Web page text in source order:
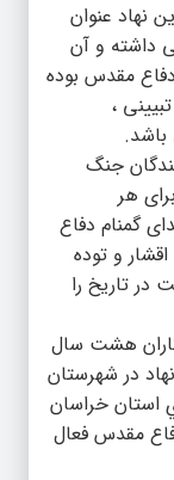
نهاد عنوان
داشته و آن
مقدس بوده
،
جنگ
هر
گمنام دفاع
و توده
تاریخ را
هشت سال
در شهرستان
استان خراسان
مقدس فعال